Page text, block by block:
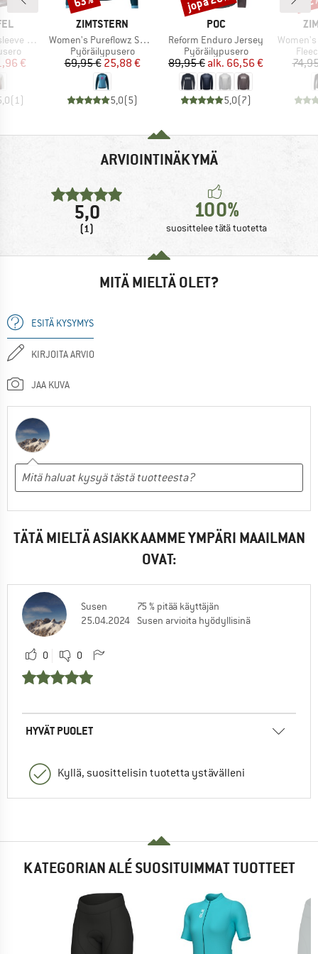
Koitere
hinta
€
(1)
MERKKI
ZIMTSTERN
Tuote
Women's Pureflowz Shirt L/S
Tuoteryhmä
Pyöräilypusero
Hinta
69,95 €Alennettu hinta
25,88 €
5,0(5)
MERKKI
POC
Tuote
Reform Enduro Jersey
Tuoteryhmä
Pyöräilypusero
Hinta
89,95 € Alennettu hinta
alk. 66,56 €
5,0(7)
Tuote
ARVIOINTINÄKYMÄ
5,0
(1)
100%
suosittelee tätä tuotetta
MITÄ MIELTÄ OLET?
ESITÄ KYSYMYS
KIRJOITA ARVIO
JAA KUVA
TÄTÄ MIELTÄ ASIAKKAAMME YMPÄRI MAAILMAN
OVAT:
Susen
25.04.2024
75 % pitää käyttäjän
Susen arvioita hyödyllisinä
0 0
HYVÄT PUOLET
Kyllä, suosittelisin tuotetta ystävälleni
KATEGORIAN ALÉ SUOSITUIMMAT TUOTTEET